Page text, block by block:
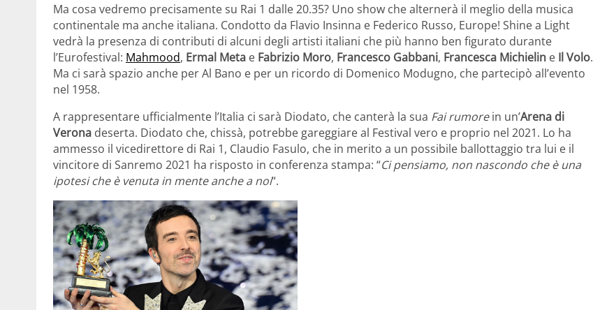
Ma cosa vedremo precisamente su Rai 1 dalle 20.35? Uno show che alternerà il meglio della musica
continentale ma anche italiana. Condotto da Flavio Insinna e Federico Russo, Europe! Shine a Light
vedrà la presenza di contributi di alcuni degli artisti italiani che più hanno ben figurato durante
l’Eurofestival: Mahmood, Ermal Meta e Fabrizio Moro, Francesco Gabbani, Francesca Michielin e Il Volo.
Ma ci sarà spazio anche per Al Bano e per un ricordo di Domenico Modugno, che partecipò all’evento
nel 1958.
A rappresentare ufficialmente l’Italia ci sarà Diodato, che canterà la sua Fai rumorein un’Arena di
Verona deserta. Diodato che, chissà, potrebbe gareggiare al Festival vero e proprio nel 2021. Lo ha
ammesso il vicedirettore di Rai 1, Claudio Fasulo, che in merito a un possibile ballottaggio tra lui e il
vincitore di Sanremo 2021 ha risposto in conferenza stampa: “Ci pensiamo, non nascondo che è una
ipotesi che è venuta in mente anche a noi“.